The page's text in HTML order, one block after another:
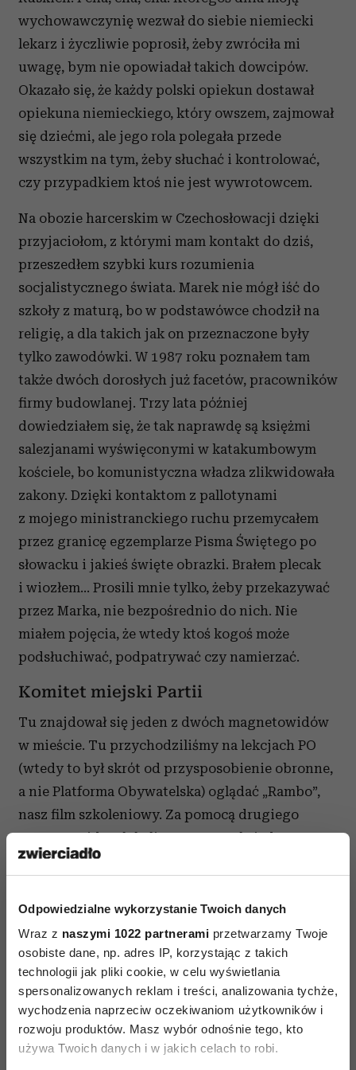
Odpowiedzialne wykorzystanie Twoich danych
Wraz z naszymi 1022 partnerami przetwarzamy Twoje
osobiste dane, np. adres IP, korzystając z takich
technologii jak pliki cookie, w celu wyświetlania
spersonalizowanych reklam i treści, analizowania tychże,
wychodzenia naprzeciw oczekiwaniom użytkowników i
rozwoju produktów. Masz wybór odnośnie tego, kto
używa Twoich danych i w jakich celach to robi.
wychowawczynię wezwał do siebie niemiecki
lekarz i życzliwie poprosił, żeby zwróciła mi
uwagę, bym nie opowiadał takich dowcipów.
Okazało się, że każdy polski opiekun dostawał
opiekuna niemieckiego, który owszem, zajmował
się dziećmi, ale jego rola polegała przede
wszystkim na tym, żeby słuchać i kontrolować,
czy przypadkiem ktoś nie jest wywrotowcem.
Na obozie harcerskim w Czechosłowacji dzięki
przyjaciołom, z którymi mam kontakt do dziś,
przeszedłem szybki kurs rozumienia
socjalistycznego świata. Marek nie mógł iść do
szkoły z maturą, bo w podstawówce chodził na
religię, a dla takich jak on przeznaczone były
tylko zawodówki. W 1987 roku poznałem tam
także dwóch dorosłych już facetów, pracowników
firmy budowlanej. Trzy lata później
dowiedziałem się, że tak naprawdę są księżmi
salezjanami wyświęconymi w katakumbowym
kościele, bo komunistyczna władza zlikwidowała
zakony. Dzięki kontaktom z pallotynami
z mojego ministranckiego ruchu przemycałem
przez granicę egzemplarze Pisma Świętego po
słowacku i jakieś święte obrazki. Brałem plecak
i wiozłem… Prosili mnie tylko, żeby przekazywać
przez Marka, nie bezpośrednio do nich. Nie
miałem pojęcia, że wtedy ktoś kogoś może
podsłuchiwać, podpatrywać czy namierzać.
Komitet miejski Partii
Tu znajdował się jeden z dwóch magnetowidów
w mieście. Tu przychodziliśmy na lekcjach PO
(wtedy to był skrót od przysposobienie obronne,
a nie Platforma Obywatelska) oglądać „Rambo”,
nasz film szkoleniowy. Za pomocą drugiego
magnetowidu, zlokalizowanego u księdza na
plebanii, mieliśmy szansę zapoznać się z
jakie można było mieć wtedy na wideo.
Liceum w Sanoku
Byłe koszary austriackie, nazywane w mieście
klasztorem. Liceum miało opinię szkoły bardzo
zdyscyplinowanej, głównie za sprawą dyrektora,
którego wszyscy się bali. Ale w czasie kiedy ja się
tu uczyłem, wiały już trochę inne wiatry. Gdy